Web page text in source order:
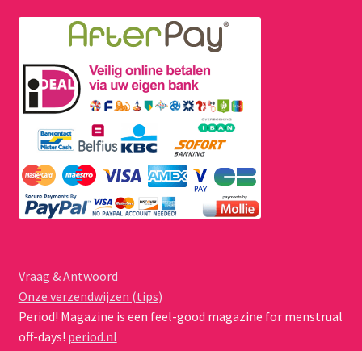
Vraag & Antwoord
Onze verzendwijzen (tips)
Period! Magazine is een feel-good magazine for menstrual
off-days! period.nl